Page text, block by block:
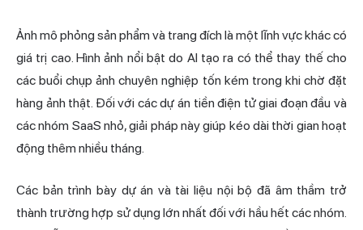
Ảnh mô phỏng sản phẩm và trang đích là một lĩnh vực khác có
giá trị cao. Hình ảnh nổi bật do AI tạo ra có thể thay thế cho
các buổi chụp ảnh chuyên nghiệp tốn kém trong khi chờ đặt
hàng ảnh thật. Đối với các dự án tiền điện tử giai đoạn đầu và
các nhóm SaaS nhỏ, giải pháp này giúp kéo dài thời gian hoạt
động thêm nhiều tháng.
Các bản trình bày dự án và tài liệu nội bộ đã âm thầm trở
thành trường hợp sử dụng lớn nhất đối với hầu hết các nhóm.